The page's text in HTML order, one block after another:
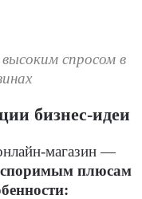
спросом в
бизнес-идеи
магазин —
плюсам